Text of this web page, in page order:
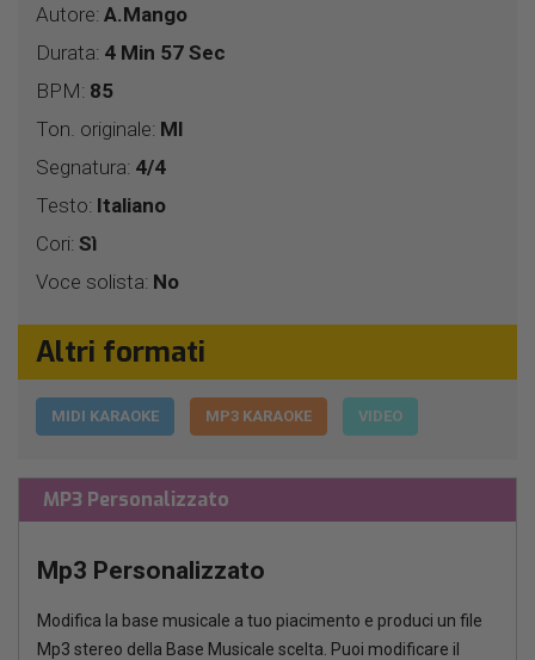
Autore: A.Mango
Durata: 4 Min 57 Sec
BPM: 85
Ton. originale: MI
Segnatura: 4/4
Testo: Italiano
Cori: Sì
Voce solista: No
Altri formati
MIDI KARAOKE MP3 KARAOKE VIDEO
MP3 Personalizzato
Mp3 Personalizzato
Modifica la base musicale a tuo piacimento e produci un file
Mp3 stereo della Base Musicale scelta. Puoi modificare il